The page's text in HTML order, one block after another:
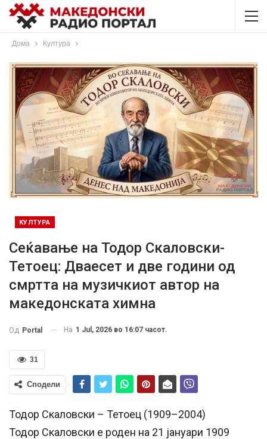
Дома Култура
КУЛТУРА
Сеќавање на Тодор Скаловски-
Тетоец: Дваесет и две години од
смртта на музичкиот автор на
македонската химна
Од Portal На 1 Jul, 2026 во 16:07 часот.
31
Сподели
Тодор Скаловски – Тетоец (1909–2004)
Тодор Скаловски е роден на 21 јануари 1909